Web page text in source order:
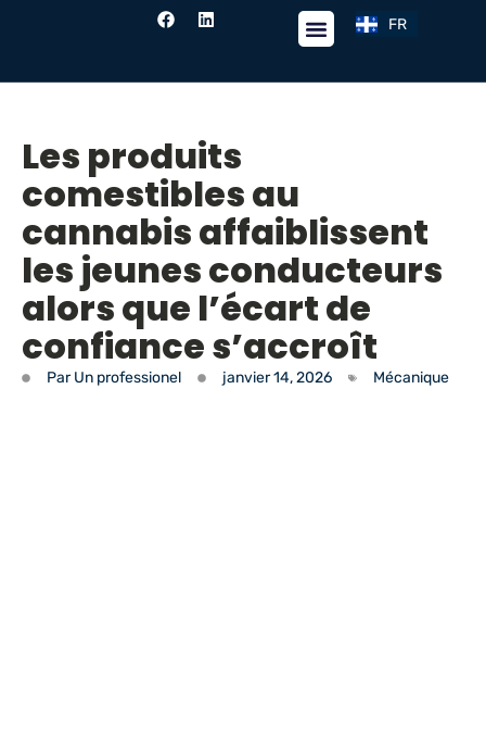
FR
EN
Les produits
comestibles au
cannabis affaiblissent
les jeunes conducteurs
alors que l’écart de
confiance s’accroît
ParUn professionel janvier 14, 2026 Mécanique